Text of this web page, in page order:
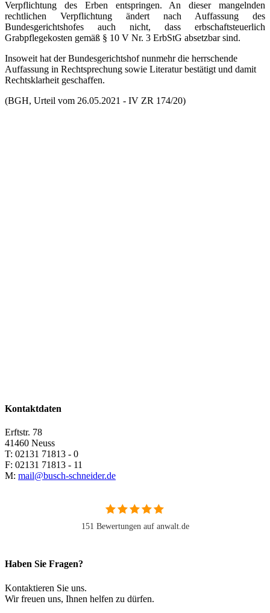
Verpflichtung des Erben entspringen. An dieser mangelnden
rechtlichen Verpflichtung ändert nach Auffassung des
Bundesgerichtshofes auch nicht, dass erbschaftsteuerlich
Grabpflegekosten gemäß § 10 V Nr. 3 ErbStG absetzbar sind.
Insoweit hat der Bundesgerichtshof nunmehr die herrschende
Auffassung in Rechtsprechung sowie Literatur bestätigt und damit
Rechtsklarheit geschaffen.
(BGH, Urteil vom 26.05.2021 - IV ZR 174/20)
Kontaktdaten
Erftstr. 78
41460 Neuss
T: 02131 71813 - 0
F: 02131 71813 - 11
M: mail@busch-schneider.de
151 Bewertungen auf anwalt.de
Haben Sie Fragen?
Kontaktieren Sie uns.
Wir freuen uns, Ihnen helfen zu dürfen.